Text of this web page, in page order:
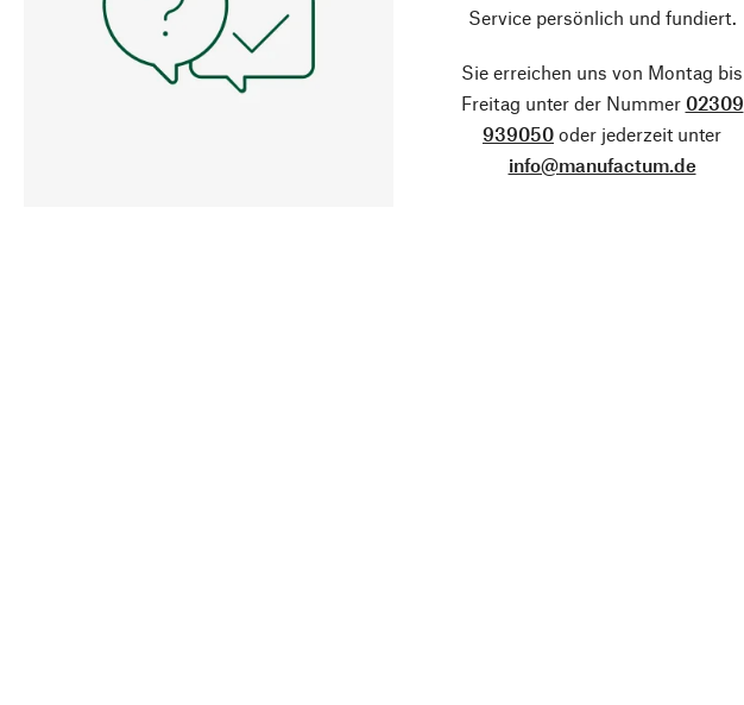
Service persönlich und fundiert.
Sie erreichen uns von Montag bis
Freitag unter der Nummer 02309
939050 oder jederzeit unter
info@manufactum.de